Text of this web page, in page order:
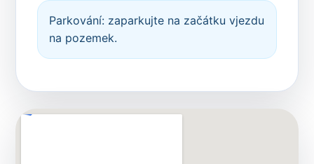
Parkování: zaparkujte na začátku vjezdu
na pozemek.